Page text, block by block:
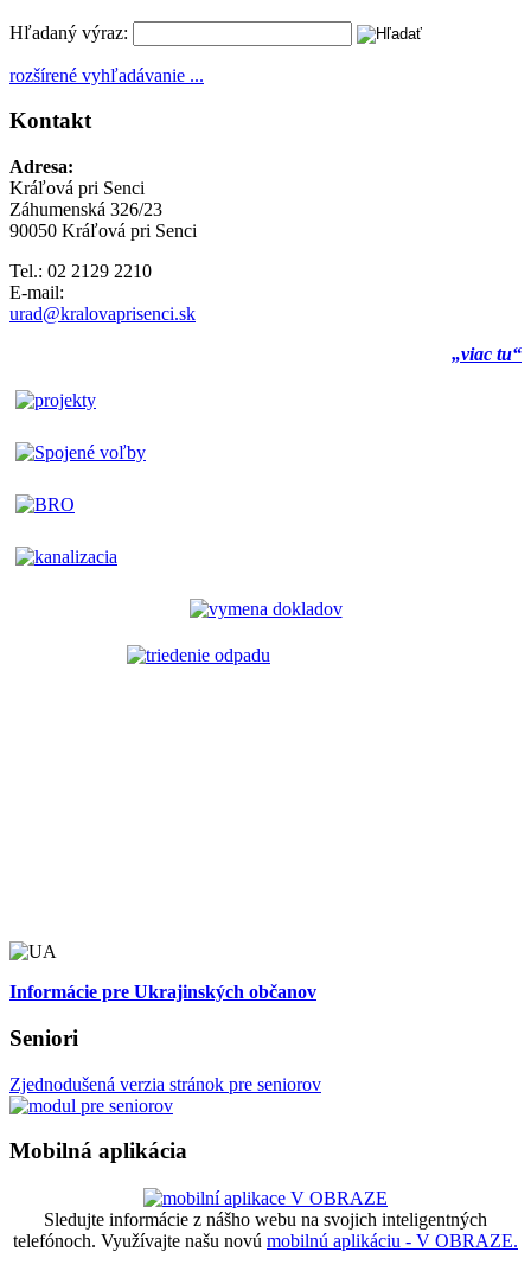
Hľadaný výraz:
rozšírené vyhľadávanie ...
Kontakt
Adresa:
Kráľová pri Senci
Záhumenská 326/23
90050 Kráľová pri Senci
Tel.: 02 2129 2210
E-mail:
urad@kralovaprisenci.sk
„viac tu“
Informácie pre Ukrajinských občanov
Seniori
Zjednodušená verzia stránok pre seniorov
Mobilná aplikácia
Sledujte informácie z nášho webu na svojich inteligentných
telefónoch. Využívajte našu novú mobilnú aplikáciu - V OBRAZE.